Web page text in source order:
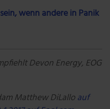
wenn andere in Panik
Devon Energy, EOG
Matthew DiLalloauf